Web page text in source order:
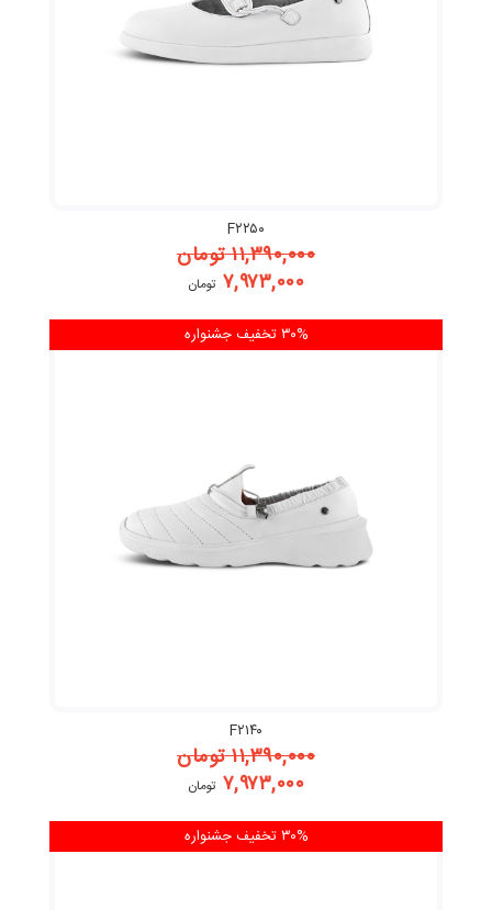
F۲۲۵۰
۱۱,۳۹۰,۰۰۰تومان
۷,۹۷۳,۰۰۰ تومان
F۲۱۴۰
۱۱,۳۹۰,۰۰۰تومان
۷,۹۷۳,۰۰۰ تومان
۳۰% تخفیف جشنواره
۳۰% تخفیف جشنواره